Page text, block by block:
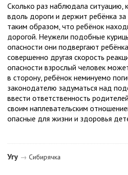
Сколько раз наблюдала ситуацию,
вдоль дороги и держит ребёнка за
таким образом, что ребёнок
дорогой. Неужели подобные
опасности они подвергают
совершенно другая скорость
опасности взрослый человек
в сторону, ребёнок неминуемо
законодателю задуматься над
ввести ответственность
своим наплевательским
опасные для жизни и здоровья
Угу → Сибирячка